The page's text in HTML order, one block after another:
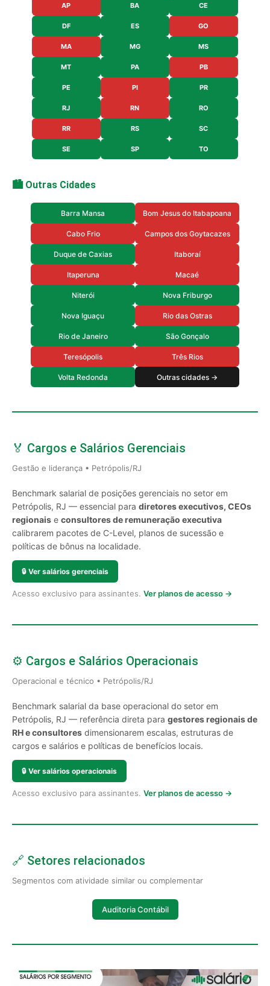
AP BA CE
DF ES GO
MA MG MS
MT PA PB
PE PI PR
RJ RN RO
RR RS SC
SE SP TO
🏙️ Outras Cidades
Barra Mansa Bom Jesus do Itabapoana
Cabo Frio Campos dos Goytacazes
Duque de Caxias Itaboraí
Itaperuna Macaé
Niterói Nova Friburgo
Nova Iguaçu Rio das Ostras
Rio de Janeiro São Gonçalo
Teresópolis Três Rios
Volta Redonda Outras cidades →
🏅 Cargos e Salários Gerenciais
Gestão e liderança • Petrópolis/RJ
Benchmark salarial de posições gerenciais no setor em
Petrópolis, RJ — essencial para diretores executivos, CEOs
regionais e consultores de remuneração executiva
calibrarem pacotes de C-Level, planos de sucessão e
políticas de bônus na localidade.
🔒 Ver salários gerenciais
Acesso exclusivo para assinantes. Ver planos de acesso →
⚙️ Cargos e Salários Operacionais
Operacional e técnico • Petrópolis/RJ
Benchmark salarial da base operacional do setor em
Petrópolis, RJ — referência direta para gestores regionais de
RH e consultores dimensionarem escalas, estruturas de
cargos e salários e políticas de benefícios locais.
🔒 Ver salários operacionais
Acesso exclusivo para assinantes. Ver planos de acesso →
🔗 Setores relacionados
Segmentos com atividade similar ou complementar
Auditoria Contábil